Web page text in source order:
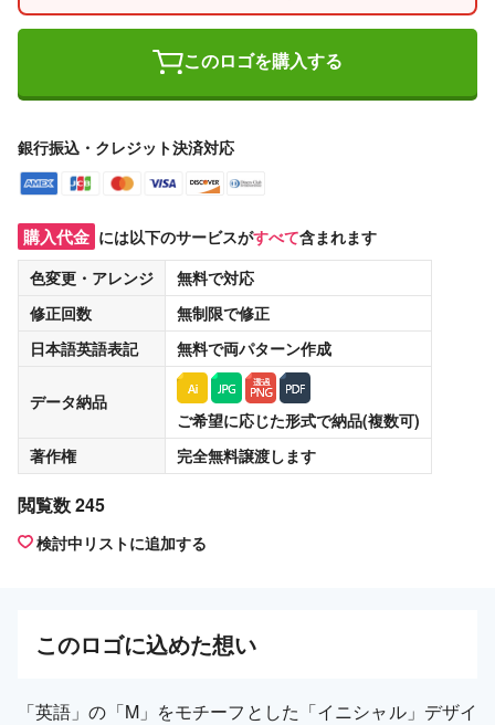
このロゴを購入する
銀行振込・クレジット決済対応
購入代金 には以下のサービスがすべて含まれます
色変更・アレンジ
無料で対応
修正回数
無制限で修正
日本語英語表記
無料で両パターン作成
データ納品
ご希望に応じた形式で納品(複数可)
著作権
完全無料譲渡します
閲覧数 245
検討中リストに追加する
このロゴに込めた想い
「英語」の「M」をモチーフとした「イニシャル」デザイ